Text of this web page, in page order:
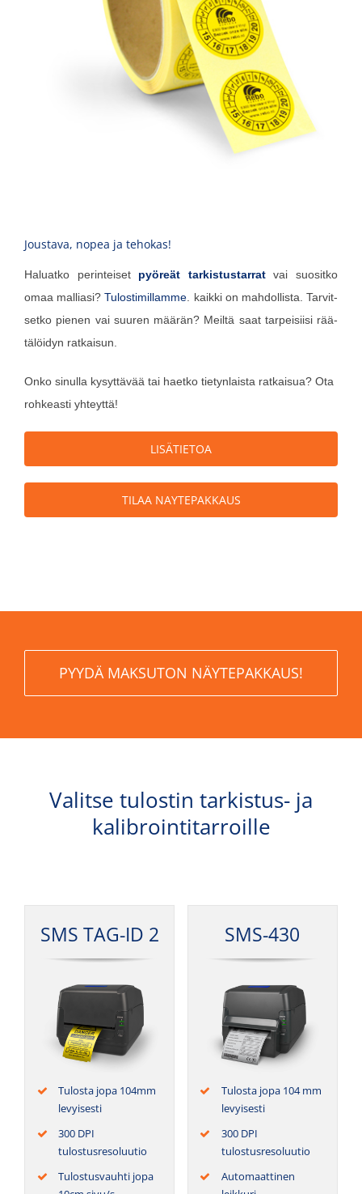
Joustava, nopea ja tehokas!
Haluat­ko perin­tei­set pyö­reät tar­kis­tus­tar­ratvai suo­sit­ko
omaa mal­lia­si?Tulos­ti­mil­lam­me . kaik­ki on mah­dol­lis­ta. Tar­vit­
set­ko pie­nen vai suu­ren mää­rän? Meil­tä saat tar­pei­sii­si rää­
tä­löi­dyn ratkaisun.
Onko sinul­la kysyt­tä­vää tai haet­ko tie­tyn­lais­ta rat­kai­sua? Ota
roh­keas­ti yhteyttä!
LISÄ­TIE­TOA
TILAA NAYTEPAKKAUS
PYY­DÄ MAK­SU­TON NÄYTEPAKKAUS!
Valitse tulostin tarkistus- ja
kalibrointitarroille
SMS TAG-ID 2
Tulos­ta jopa 104mm
levyisesti
300 DPI
tulostusresoluutio
Tulos­tus­vauh­ti jopa
SMS-430
Tulos­ta jopa 104 mm
levyisesti
300 DPI
tulostusresoluutio
Auto­maat­ti­nen